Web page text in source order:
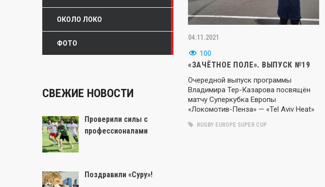
04.11.2021
100
«ЗАЧЁТНОЕ ПОЛЕ». ВЫПУСК №19
Очередной выпуск программы
Владимира Тер-Казарова посвящён
матчу Суперкубка Европы
«Локомотив-Пенза» — «Tel Aviv Heat»
RUGBY EUROPE SUPER CUP
ОКОЛО ЛОКО
ФОТО
СВЕЖИЕ НОВОСТИ
Проверили силы с
профессионалами
Поздравили «Суру»!